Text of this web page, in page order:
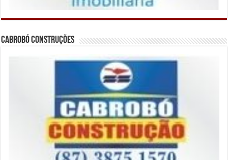
Cabrobó Construções